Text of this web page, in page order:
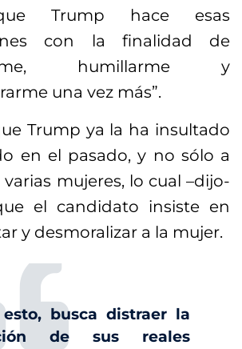
Trump hace esas
con la finalidad de
humillarme y
una vez más”.
Trump ya la ha insultado
en el pasado, y no sólo a
varias mujeres, lo cual –dijo-
el candidato insiste en
y desmoralizar a la mujer.
esto, busca distraer la
de sus reales